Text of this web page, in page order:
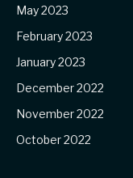
May 2023
February 2023
January 2023
December 2022
November 2022
October 2022